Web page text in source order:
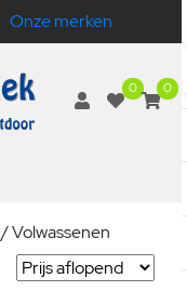
Onze merken
0 0
/Volwassenen